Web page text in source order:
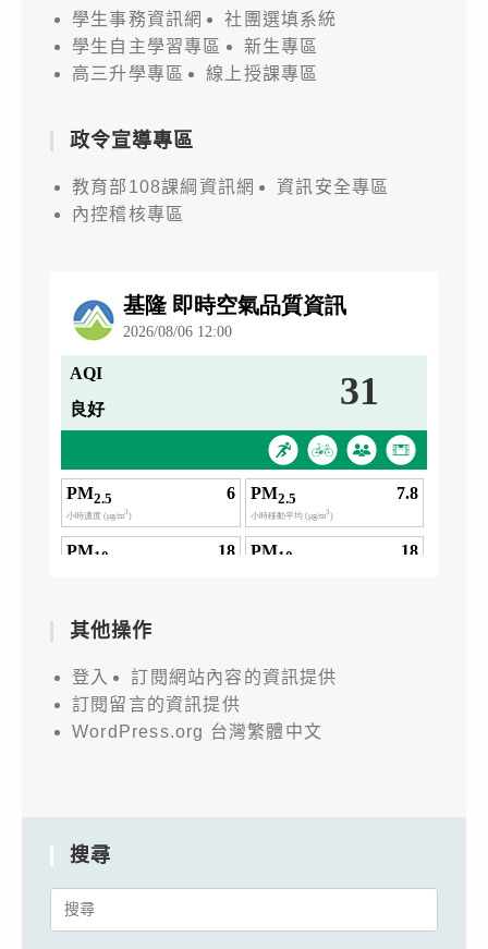
學生事務資訊網
社團選填系統
學生自主學習專區
新生專區
高三升學專區
線上授課專區
政令宣導專區
教育部108課綱資訊網
資訊安全專區
內控稽核專區
其他操作
登入
訂閱網站內容的資訊提供
訂閱留言的資訊提供
WordPress.org 台灣繁體中文
搜尋
Search